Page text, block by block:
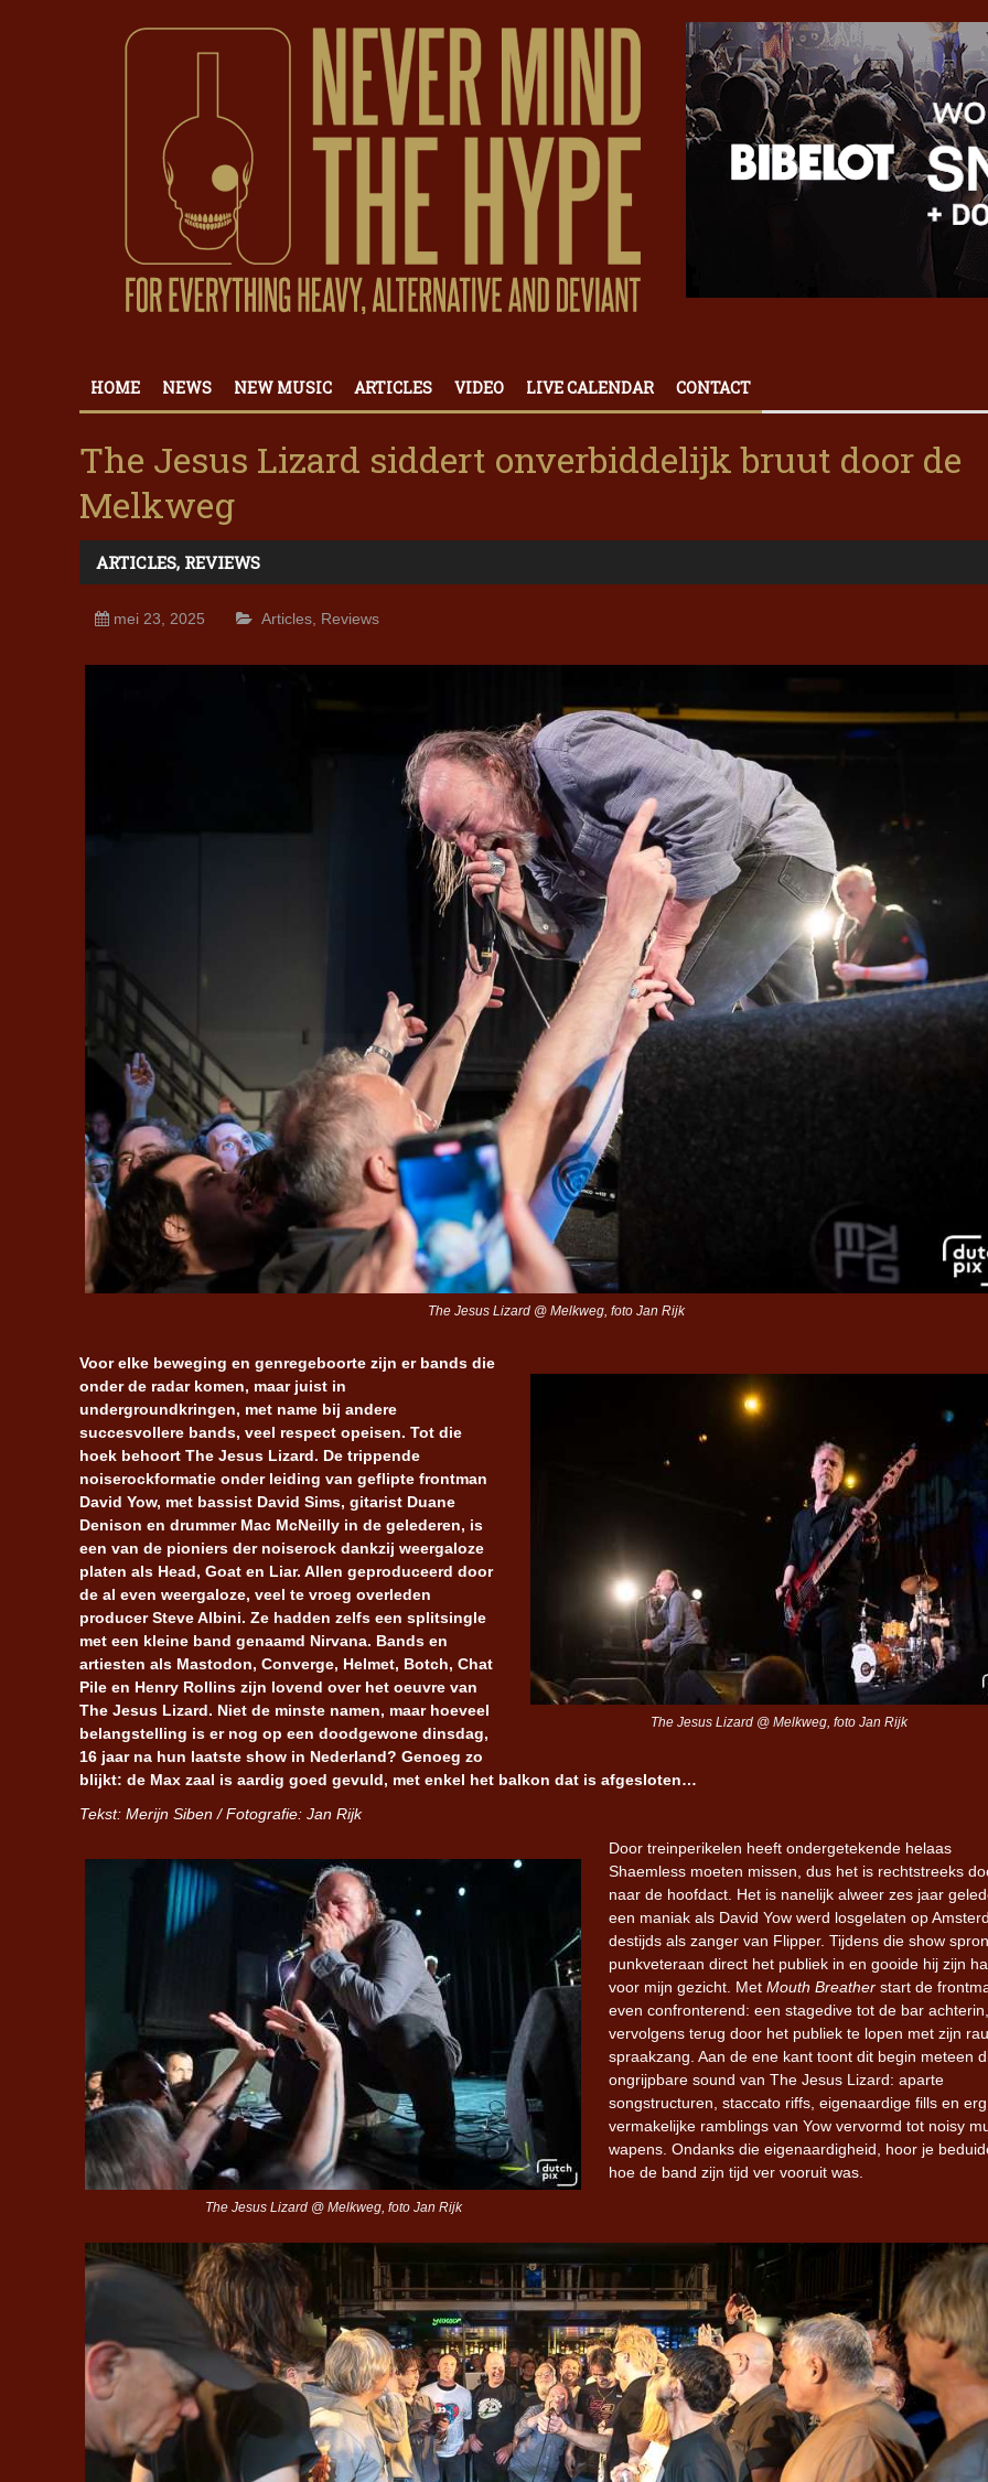
HOME NEWS NEW MUSIC ARTICLES VIDEO LIVE CALENDAR CONTACT
The Jesus Lizard siddert onverbiddelijk bruut door de
Melkweg
ARTICLES, REVIEWS
mei 23, 2025 Articles Reviews
The Jesus Lizard @ Melkweg, foto Jan Rijk
The Jesus Lizard @ Melkweg, foto Jan Rijk
Voor elke beweging en genregeboorte zijn er bands die
onder de radar komen, maar juist in
undergroundkringen, met name bij andere
succesvollere bands, veel respect opeisen. Tot die
hoek behoort The Jesus Lizard. De trippende
noiserockformatie onder leiding van geflipte frontman
David Yow, met bassist David Sims, gitarist Duane
Denison en drummer Mac McNeilly in de gelederen, is
een van de pioniers der noiserock dankzij weergaloze
platen als Head, Goat en Liar. Allen geproduceerd door
de al even weergaloze, veel te vroeg overleden
producer Steve Albini. Ze hadden zelfs een splitsingle
met een kleine band genaamd Nirvana. Bands en
artiesten als Mastodon, Converge, Helmet, Botch, Chat
Pile en Henry Rollins zijn lovend over het oeuvre van
The Jesus Lizard. Niet de minste namen, maar hoeveel
belangstelling is er nog op een doodgewone dinsdag,
16 jaar na hun laatste show in Nederland? Genoeg zo
blijkt: de Max zaal is aardig goed gevuld, met enkel het balkon dat is afgesloten…
Tekst: Merijn Siben / Fotografie: Jan Rijk
The Jesus Lizard @ Melkweg, foto Jan Rijk
Door treinperikelen heeft ondergetekende helaas
Shaemless moeten missen, dus het is rechtstreeks
naar de hoofdact. Het is nanelijk alweer zes jaar
een maniak als David Yow werd losgelaten op
destijds als zanger van Flipper. Tijdens die show
punkveteraan direct het publiek in en gooide hij zijn
voor mijn gezicht. Met Mouth Breather start de
even confronterend: een stagedive tot de bar
vervolgens terug door het publiek te lopen met zijn
spraakzang. Aan de ene kant toont dit begin meteen
ongrijpbare sound van The Jesus Lizard: aparte
songstructuren, staccato riffs, eigenaardige fills en erg
vermakelijke ramblings van Yow vervormd tot noisy
wapens. Ondanks die eigenaardigheid, hoor je
hoe de band zijn tijd ver vooruit was.
Iron Jinn doopt vers epos
Futurist en munt Reich and
Roll-stijl